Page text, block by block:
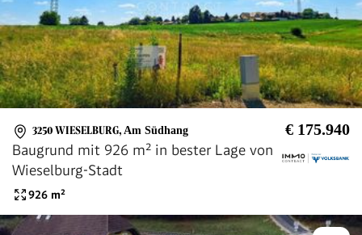
3250 WIESELBURG, Am Südhang € 175.940
Baugrund mit 926 m² in bester Lage von
Wieselburg-Stadt
926 m²